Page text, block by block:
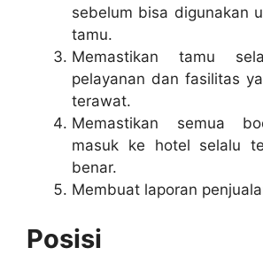
sebelum bisa digunakan
tamu.
Memastikan tamu
pelayanan dan fasilitas
terawat.
Memastikan semua
masuk ke hotel selalu
benar.
Membuat laporan
Posisi